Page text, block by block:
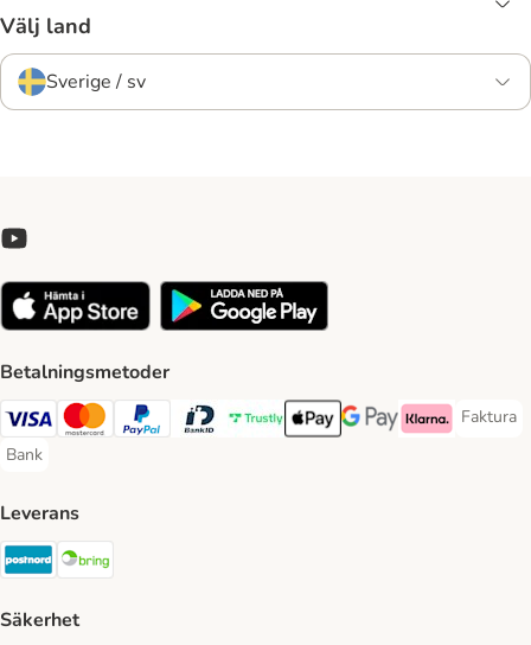
Välj land
Sverige / sv
Betalningsmetoder
Visa Payment Method
Mastercard Payment Method
PayPal Payment Method
BankID Payment Method
Trustly Payment Method
Apple Pay Payment Method
Googple Pay Payment
Klarna Payment
Faktura
Faktura
Bank
Bank Payment Method
Leverans
Postnord Shipping Method
Säkerhet